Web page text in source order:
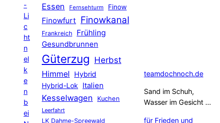
-
Li
c
ht
n
el
k
e
n
b
ei
Essen Fernsehturm Finow
Finowfurt Finowkanal
Frankreich Frühling
Gesundbrunnen
Güterzug Herbst
Himmel
Hybrid
Hybrid-Lok Italien
Kesselwagen Kuchen
Leerfahrt
LK Dahme-Spreewald
teamdochnoch.de
Sand im Schuh,
Wasser im Gesicht …
für Frieden und